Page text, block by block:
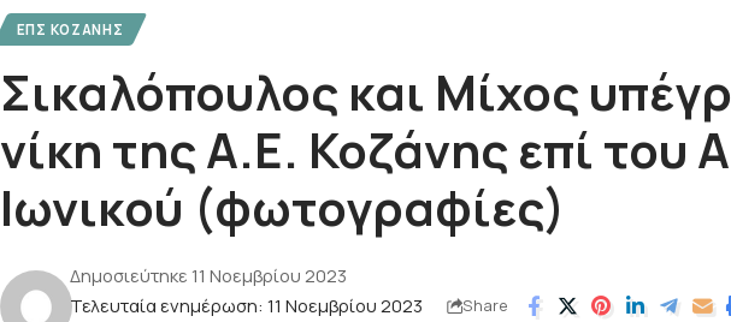
ΕΠΣ ΚΟΖΆΝΗΣ
Σικαλόπουλος και Μίχος
νίκη της Α.Ε. Κοζάνης επί του
Ιωνικού (φωτογραφίες)
Τελευταία ενημέρωση: 11 Νοεμβρίου 2023
Δημοσιεύτηκε 11 Νοεμβρίου 2023
Share